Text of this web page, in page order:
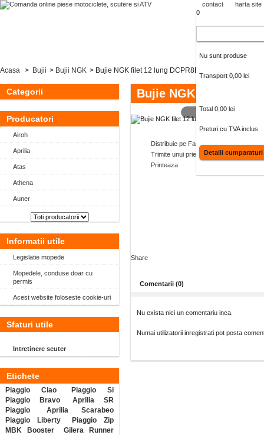
contact
harta site
0
Nu sunt produse
Transport 0,00 lei
Total 0,00 lei
Preturi cu TVA inclus
Detalii cumparaturi
Categorii
Producatori
Airoh
Aprilia
Atas
Athena
Auner
Informatii utile
Legislatie mopede
Mopedele, conduse doar cu
permis
Acest website foloseste cookie-uri
Sfaturi utile
Intretinere scuter
Etichete
Piaggio Ciao
Piaggio Si
Piaggio Bravo
Aprilia SR
Piaggio
Aprilia Scarabeo
Piaggio Liberty
Piaggio Zip
MBK Booster
Gilera Runner
Acasa > Bujii > Bujii NGK > Bujie NGK filet 12 lung DCPR8E
Bujie NGK filet 12
MAI MARE
Distribuie pe Facebook
Trimite unui prieten
Printeaza
Share
Comentarii (0)
Nu exista nici un comentariu inca.
Numai utilizatorii inregistrati pot posta